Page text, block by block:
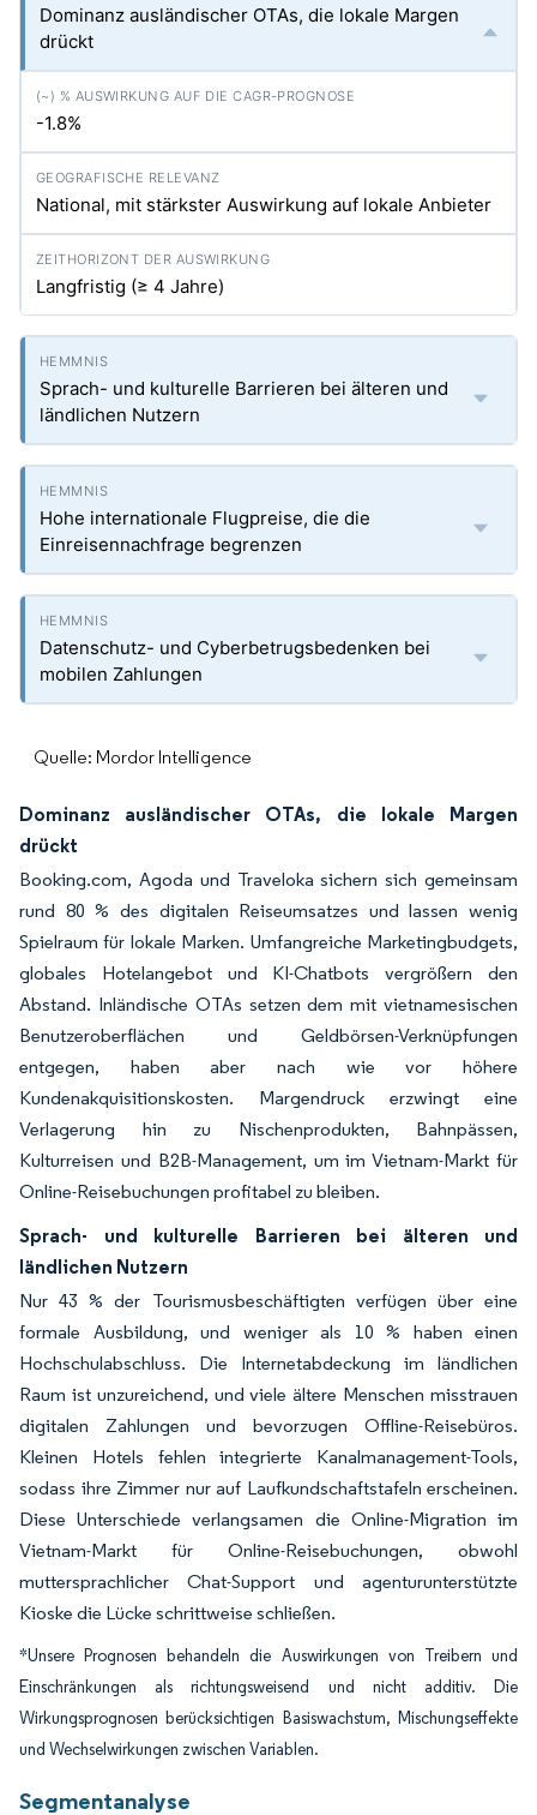
Dominanz ausländischer OTAs, die lokale Margen
drückt
-1.8%
National, mit stärkster Auswirkung auf lokale Anbieter
Langfristig (≥ 4 Jahre)
Sprach- und kulturelle Barrieren bei älteren und
ländlichen Nutzern
Hohe internationale Flugpreise, die die
Einreisennachfrage begrenzen
Datenschutz- und Cyberbetrugsbedenken bei
mobilen Zahlungen
Quelle: Mordor Intelligence
Dominanz ausländischer OTAs, die lokale Margen
drückt
Booking.com, Agoda und Traveloka sichern sich gemeinsam
rund 80 % des digitalen Reiseumsatzes und lassen wenig
Spielraum für lokale Marken. Umfangreiche Marketingbudgets,
globales Hotelangebot und KI-Chatbots vergrößern den
Abstand. Inländische OTAs setzen dem mit vietnamesischen
Benutzeroberflächen und Geldbörsen-Verknüpfungen
entgegen, haben aber nach wie vor höhere
Kundenakquisitionskosten. Margendruck erzwingt eine
Verlagerung hin zu Nischenprodukten, Bahnpässen,
Kulturreisen und B2B-Management, um im Vietnam-Markt für
Online-Reisebuchungen profitabel zu bleiben.
Sprach- und kulturelle Barrieren bei älteren und
ländlichen Nutzern
Nur 43 % der Tourismusbeschäftigten verfügen über eine
formale Ausbildung, und weniger als 10 % haben einen
Hochschulabschluss. Die Internetabdeckung im ländlichen
Raum ist unzureichend, und viele ältere Menschen misstrauen
digitalen Zahlungen und bevorzugen Offline-Reisebüros.
Kleinen Hotels fehlen integrierte Kanalmanagement-Tools,
sodass ihre Zimmer nur auf Laufkundschaftstafeln erscheinen.
Diese Unterschiede verlangsamen die Online-Migration im
Vietnam-Markt für Online-Reisebuchungen, obwohl
muttersprachlicher Chat-Support und agenturunterstützte
Kioske die Lücke schrittweise schließen.
*Unsere Prognosen behandeln die Auswirkungen von Treibern und
Einschränkungen als richtungsweisend und nicht additiv. Die
Wirkungsprognosen berücksichtigen Basiswachstum, Mischungseffekte
und Wechselwirkungen zwischen Variablen.
Segmentanalyse